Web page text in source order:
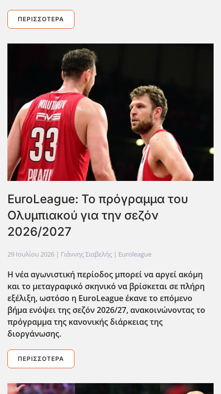
ΠΕΡΙΣΣΌΤΕΡΑ
EuroLeague: Το πρόγραμμα του
Ολυμπιακού για την σεζόν
2026/2027
29 Ιουλίου 2026 | Γιάννης Σιαβελής | Euroleague
Η νέα αγωνιστική περίοδος μπορεί να αργεί ακόμη
και το μεταγραφικό σκηνικό να βρίσκεται σε πλήρη
εξέλιξη, ωστόσο η EuroLeague έκανε το επόμενο
βήμα ενόψει της σεζόν 2026/27, ανακοινώνοντας το
πρόγραμμα της κανονικής διάρκειας της
διοργάνωσης.
ΠΕΡΙΣΣΌΤΕΡΑ